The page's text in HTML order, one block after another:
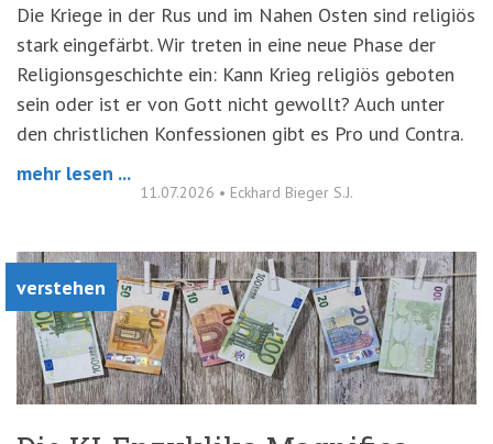
Die Kriege in der Rus und im Nahen Osten sind religiös
stark eingefärbt. Wir treten in eine neue Phase der
Religionsgeschichte ein: Kann Krieg religiös geboten
sein oder ist er von Gott nicht gewollt? Auch unter
den christlichen Konfessionen gibt es Pro und Contra.
mehr lesen ...
11.07.2026 • Eckhard Bieger S.J.
verstehen